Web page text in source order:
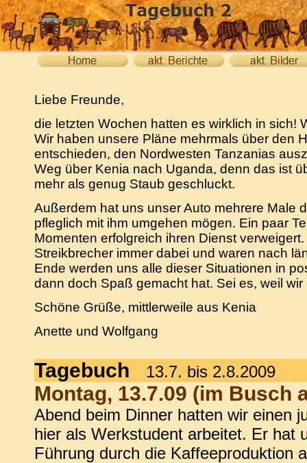
Liebe Freunde,
die letzten Wochen hatten es wirklich in sich!
Wir haben unsere Pläne mehrmals über den
entschieden, den Nordwesten Tanzanias
Weg über Kenia nach Uganda, denn das ist
mehr als genug Staub geschluckt.
Außerdem hat uns unser Auto mehrere Male
pfleglich mit ihm umgehen mögen. Ein paar
Momenten erfolgreich ihren Dienst
Streikbrecher immer dabei und waren nach
Ende werden uns alle dieser Situationen in
dann doch Spaß gemacht hat. Sei es, weil
Schöne Grüße, mittlerweile aus Kenia
Anette und Wolfgang
Tagebuch 13.7. bis 2.8.2009
Montag, 13.7.09 (im Busch
Abend beim Dinner hatten wir einen
hier als Werkstudent arbeitet. Er hat
Führung durch die Kaffeeproduktion